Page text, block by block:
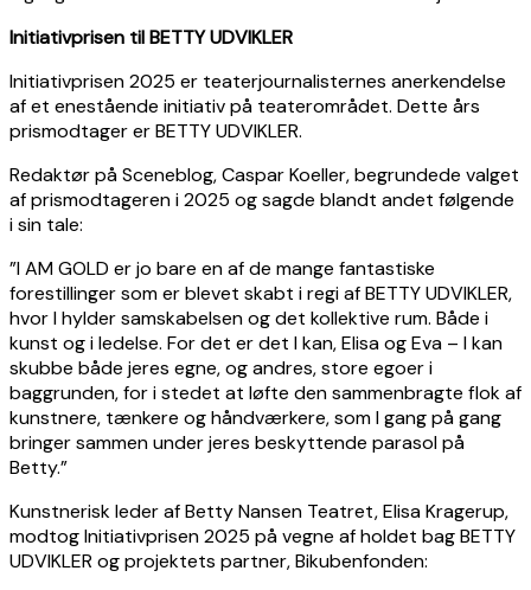
Initiativprisen til BETTY UDVIKLER
Initiativprisen 2025 er teaterjournalisternes anerkendelse
af et enestående initiativ på teaterområdet. Dette års
prismodtager er BETTY UDVIKLER.
Redaktør på Sceneblog, Caspar Koeller, begrundede valget
af prismodtageren i 2025 og sagde blandt andet følgende
i sin tale:
”I AM GOLD er jo bare en af de mange fantastiske
forestillinger som er blevet skabt i regi af BETTY UDVIKLER,
hvor I hylder samskabelsen og det kollektive rum. Både i
kunst og i ledelse. For det er det I kan, Elisa og Eva – I kan
skubbe både jeres egne, og andres, store egoer i
baggrunden, for i stedet at løfte den sammenbragte flok af
kunstnere, tænkere og håndværkere, som I gang på gang
bringer sammen under jeres beskyttende parasol på
Betty.”
Kunstnerisk leder af Betty Nansen Teatret, Elisa Kragerup,
modtog Initiativprisen 2025 på vegne af holdet bag BETTY
UDVIKLER og projektets partner, Bikubenfonden: